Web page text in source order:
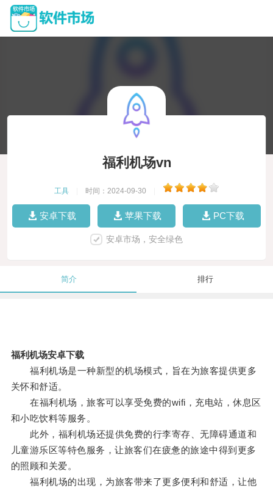
福利机场vn
工具 时间：2024-09-30
安卓下载 苹果下载 PC下载
安卓市场，安全绿色
简介 排行
福利机场安卓下载
福利机场是一种新型的机场模式，旨在为旅客提供更多
关怀和舒适。
在福利机场，旅客可以享受免费的wifi，充电站，休息区
和小吃饮料等服务。
此外，福利机场还提供免费的行李寄存、无障碍通道和
儿童游乐区等特色服务，让旅客们在疲惫的旅途中得到更多
的照顾和关爱。
福利机场的出现，为旅客带来了更多便利和舒适，让他